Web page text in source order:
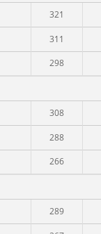
321
311
298
308
288
266
289